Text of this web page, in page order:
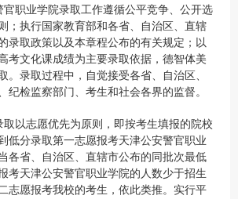
职业学院录取工作遵循公平竞争、公开选
；执行国家教育部和各省、自治区、直辖
录取政策以及本章程公布的有关规定；以
考文化课成绩为主要录取依据，德智体美
。录取过程中，自觉接受各省、自治区、
纪检监察部门、考生和社会各界的监督。
以志愿优先为原则，即按考生填报的院校
低分录取第一志愿报考天津公安警官职业
各省、自治区、直辖市公布的同批次最低
考天津公安警官职业学院的人数少于招生
志愿报考我校的考生，依此类推。实行平